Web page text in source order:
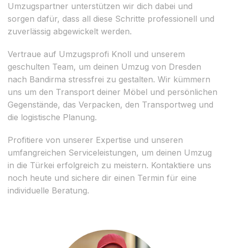
Umzugspartner unterstützen wir dich dabei und
sorgen dafür, dass all diese Schritte professionell und
zuverlässig abgewickelt werden.
Vertraue auf Umzugsprofi Knoll und unserem
geschulten Team, um deinen Umzug von Dresden
nach Bandirma stressfrei zu gestalten. Wir kümmern
uns um den Transport deiner Möbel und persönlichen
Gegenstände, das Verpacken, den Transportweg und
die logistische Planung.
Profitiere von unserer Expertise und unseren
umfangreichen Serviceleistungen, um deinen Umzug
in die Türkei erfolgreich zu meistern. Kontaktiere uns
noch heute und sichere dir einen Termin für eine
individuelle Beratung.